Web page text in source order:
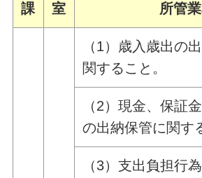
課 室 所管
（1）歳入歳出の
関すること。
（2）現金、保証
の出納保管に関す
（3）支出負担行